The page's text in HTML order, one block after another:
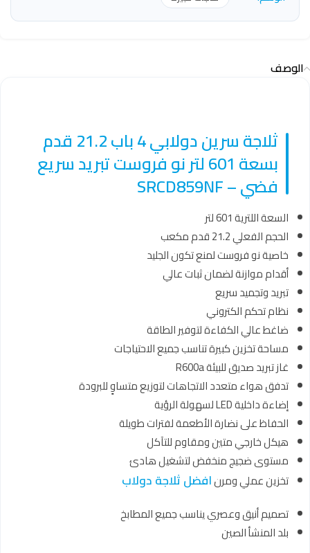
الوصف
ثلاجة سرين دولابي 4 باب 21.2 قدم
بسعة 601 لتر نو فروست تبريد سريع
فضي – SRCD859NF
السعة اللترية 601 لتر
الحجم الفعلي 21.2 قدم مكعب
خاصية نو فروست لمنع تكون الجليد
أقدام موازنة لضمان ثبات عالي
تبريد وتجميد سريع
نظام تحكم الكتروني
ضاغط عالي الكفاءة لتوفير الطاقة
مساحة تخزين كبيرة تناسب جميع الاحتياجات
غاز تبريد صديق للبيئة R600a
تدفق هواء متعدد الاتجاهات لتوزيع متساوٍ للبرودة
إضاءة داخلية LED لسهولة الرؤية
الحفاظ على نضارة الأطعمة لفترات طويلة
هيكل خارجي متين ومقاوم للتآكل
مستوى ضجيج منخفض لتشغيل هادئ
تخزين عملي ومرنافضل ثلاجة دولاب
تصميم أنيق وعصري يناسب جميع المطابخ
بلد المنشأ الصين